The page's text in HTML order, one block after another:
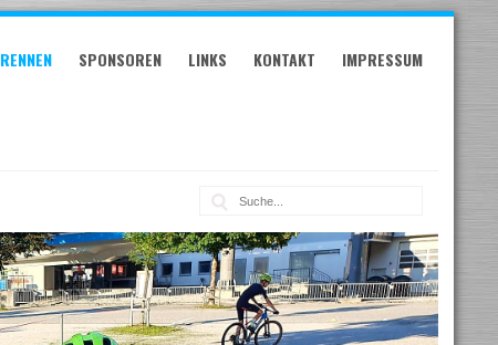
RENNEN SPONSOREN LINKS KONTAKT IMPRESSUM
Suche: